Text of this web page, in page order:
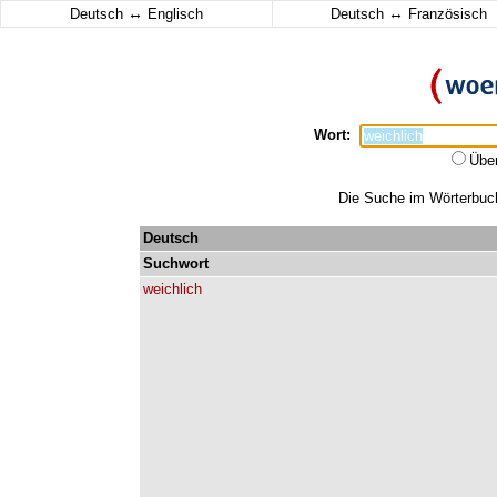
Deutsch ↔ Englisch Deutsch ↔ Französisch
Wort:
Die Suche im
Deutsch
Suchwort
weichlich